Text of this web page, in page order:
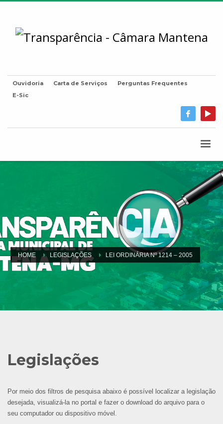
Ouvidoria Carta de Serviços
Perguntas Frequentes
E-Sic
HOME LEGISLAÇÕES LEI ORDINÁRIA Nº 1214 – 2005
Legislações
Por meio dos filtros de pesquisa abaixo é possível localizar a legislação
desejada, visualizá-la no portal e fazer o download do arquivo para o
seu computador ou dispositivo móvel.